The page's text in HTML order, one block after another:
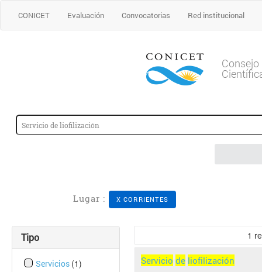
CONICET Evaluación Convocatorias Red institucional
Lugar : X CORRIENTES
Tipo
Servicios (1)
1
Servicio de liofilización